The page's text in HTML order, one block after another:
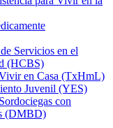
Servicios en el
(HCBS)
en Casa (TxHmL)
Juvenil (YES)
con
(DMBD)